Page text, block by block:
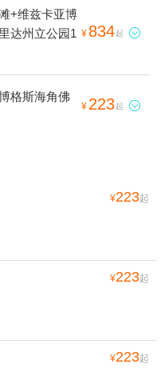
+维兹卡亚博
达州立公园1 ¥ 834起 
格斯海角佛
¥ 223起 
¥223起
¥223起
¥223起